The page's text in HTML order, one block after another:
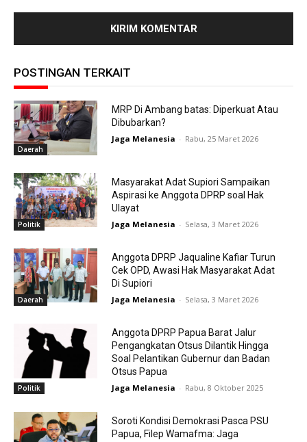
POSTINGAN TERKAIT
Daerah
MRP Di Ambang batas: Diperkuat Atau
Dibubarkan?
Jaga Melanesia - Rabu, 25 Maret 2026
Politik
Masyarakat Adat Supiori Sampaikan
Aspirasi ke Anggota DPRP soal Hak
Ulayat
Jaga Melanesia - Selasa, 3 Maret 2026
Daerah
Anggota DPRP Jaqualine Kafiar Turun
Cek OPD, Awasi Hak Masyarakat Adat
Di Supiori
Jaga Melanesia - Selasa, 3 Maret 2026
Politik
Anggota DPRP Papua Barat Jalur
Pengangkatan Otsus Dilantik Hingga
Soal Pelantikan Gubernur dan Badan
Otsus Papua
Jaga Melanesia - Rabu, 8 Oktober 2025
Soroti Kondisi Demokrasi Pasca PSU
Papua, Filep Wamafma: Jaga